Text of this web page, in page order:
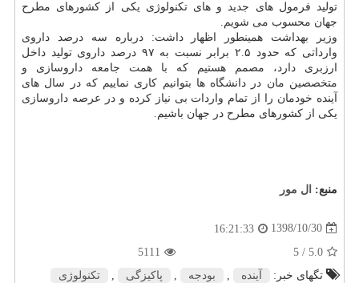
تولید فرمول های جدید و های تكنولوژی یكی از كشورهای مطرح
جهان محسوب می شویم.
وزیر بهداشت همینطور اظهار داشت: درباره سه درصد داروی
وارداتی كه حدود ۲.۵ برابر نسبت به ۹۷ درصد داروی تولید داخل
ارزبری دارد، مصمم هستیم كه با همت جامعه داروسازی و
متخصصین مان در دانشگاه ها بتوانیم كاری نماییم كه در سال های
آینده خودمان را از تمام واردات بی نیاز كرده و در عرصه داروسازی
یكی از كشورهای مطرح در جهان باشیم.
منبع: ال مور
1398/10/30
16:21:33
5.0
/ 5
5111
تگهای خبر:
آینده , بودجه , پاكیزگی , تكنولوژی